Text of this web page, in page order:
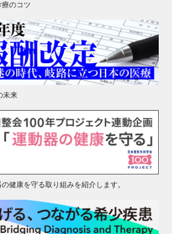
のコツ
未来
健康を守る取り組みを紹介します。